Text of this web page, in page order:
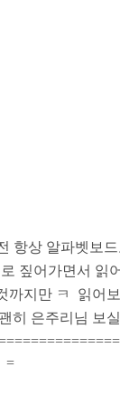
항상 알파벳보드
짚어가면서 읽
까지만 ㅋ 읽어
히 은주리님 보
=